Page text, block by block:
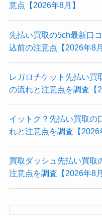
意点【2026年8月】
先払い買取の5ch最新口
込前の注意点【2026年8月
レガロチケット先払い買
の流れと注意点を調査【
イットク？先払い買取の
れと注意点を調査【2026
買取ダッシュ先払い買取
注意点を調査【2026年8月